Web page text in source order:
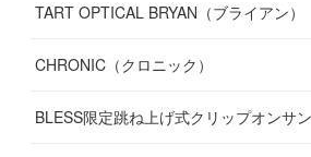
TART OPTICAL BRYAN（ブライアン）
CHRONIC（クロニック）
BLESS限定跳ね上げ式クリップオンサ